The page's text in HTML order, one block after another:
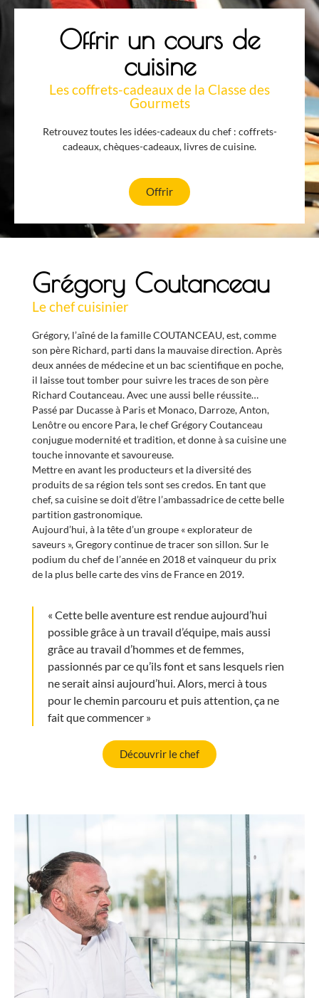
Offrir un cours de
cuisine
Les coffrets-cadeaux de la Classe des
Gourmets
Retrouvez toutes les idées-cadeaux du chef : coffrets-
cadeaux, chèques-cadeaux, livres de cuisine.
Offrir
Grégory Coutanceau
Le chef cuisinier
Grégory, l’aîné de la famille COUTANCEAU, est, comme
son père Richard, parti dans la mauvaise direction. Après
deux années de médecine et un bac scientifique en poche,
il laisse tout tomber pour suivre les traces de son père
Richard Coutanceau. Avec une aussi belle réussite…
Passé par Ducasse à Paris et Monaco, Darroze, Anton,
Lenôtre ou encore Para, le chef Grégory Coutanceau
conjugue modernité et tradition, et donne à sa cuisine une
touche innovante et savoureuse.
Mettre en avant les producteurs et la diversité des
produits de sa région tels sont ses credos. En tant que
chef, sa cuisine se doit d’être l’ambassadrice de cette belle
partition gastronomique.
Aujourd’hui, à la tête d’un groupe « explorateur de
saveurs », Gregory continue de tracer son sillon. Sur le
podium du chef de l’année en 2018 et vainqueur du prix
de la plus belle carte des vins de France en 2019.
« Cette belle aventure est rendue aujourd’hui
possible grâce à un travail d’équipe, mais aussi
grâce au travail d’hommes et de femmes,
passionnés par ce qu’ils font et sans lesquels rien
ne serait ainsi aujourd’hui. Alors, merci à tous
pour le chemin parcouru et puis attention, ça ne
fait que commencer »
Découvrir le chef